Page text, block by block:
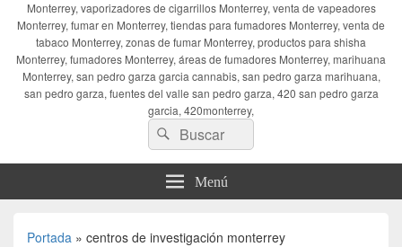
Monterrey, vaporizadores de cigarrillos Monterrey, venta de vapeadores
Monterrey, fumar en Monterrey, tiendas para fumadores Monterrey, venta de
tabaco Monterrey, zonas de fumar Monterrey, productos para shisha
Monterrey, fumadores Monterrey, áreas de fumadores Monterrey, marihuana
Monterrey, san pedro garza garcia cannabis, san pedro garza marihuana,
san pedro garza, fuentes del valle san pedro garza, 420 san pedro garza
garcia, 420monterrey,
Buscar
por:
Buscar
Menú
Portada » centros de investigación monterrey